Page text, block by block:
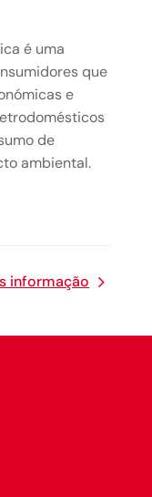
é uma
que
e
de
ambiental.
informação